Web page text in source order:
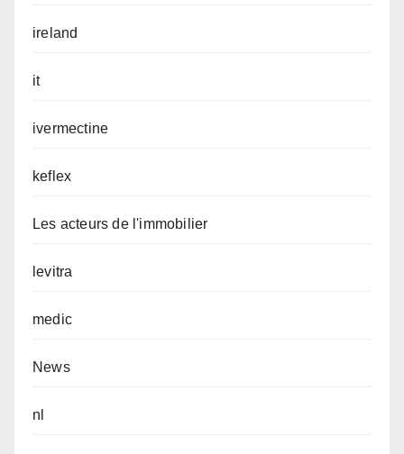
ireland
it
ivermectine
keflex
Les acteurs de l'immobilier
levitra
medic
News
nl